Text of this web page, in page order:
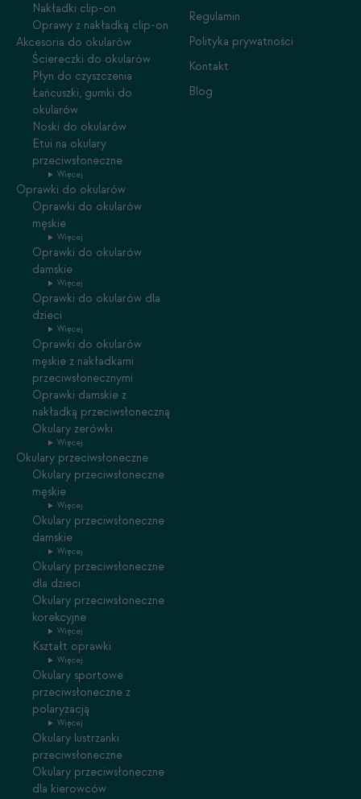
Nakładki clip-on
Oprawy z nakładką clip-on
Akcesoria do okularów
Ściereczki do okularów
Płyn do czyszczenia
Łańcuszki, gumki do
okularów
Noski do okularów
Etui na okulary
przeciwsłoneczne
Więcej
Oprawki do okularów
Oprawki do okularów
męskie
Więcej
Oprawki do okularów
damskie
Więcej
Oprawki do okularów dla
dzieci
Więcej
Oprawki do okularów
męskie z nakładkami
przeciwsłonecznymi
Oprawki damskie z
nakładką przeciwsłoneczną
Okulary zerówki
Więcej
Okulary przeciwsłoneczne
Okulary przeciwsłoneczne
męskie
Więcej
Okulary przeciwsłoneczne
damskie
Więcej
Okulary przeciwsłoneczne
dla dzieci
Okulary przeciwsłoneczne
korekcyjne
Więcej
Kształt oprawki
Więcej
Okulary sportowe
przeciwsłoneczne z
polaryzacją
Więcej
Okulary lustrzanki
przeciwsłoneczne
Okulary przeciwsłoneczne
dla kierowców
Regulamin
Polityka prywatności
Kontakt
Blog